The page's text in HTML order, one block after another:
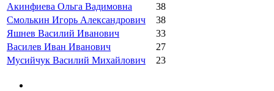
Акинфиева Ольга Вадимовна
38
Смолькин Игорь Александрович
38
Яшнев Василий Иванович
33
Василев Иван Иванович
27
Мусийчук Василий Михайлович
23